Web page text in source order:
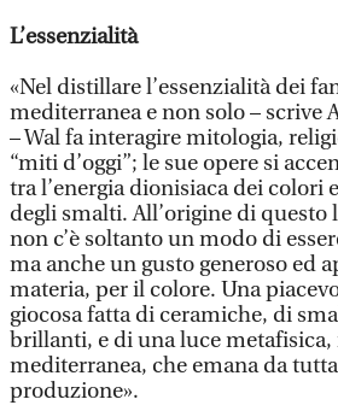
L’essenzialità
«Nel distillare l’essenzialità dei
mediterranea e non solo – scrive
– Wal fa interagire mitologia,
“miti d’oggi”; le sue opere si
tra l’energia dionisiaca dei colori
degli smalti. All’origine di
non c’è soltanto un modo di
ma anche un gusto generoso ed
materia, per il colore. Una
giocosa fatta di ceramiche, di
brillanti, e di una luce metafisica,
mediterranea, che emana da
produzione».